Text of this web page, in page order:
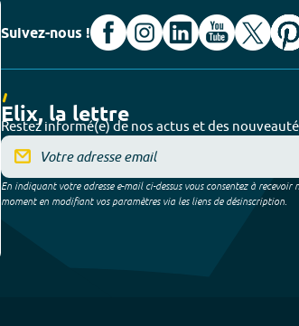
Suivez-nous !
Elix, la lettre
Restez informé(e) de nos actus et des
En indiquant votre adresse e-mail ci-dessus vous consentez à
moment en modifiant vos paramètres via les liens de désinscription.